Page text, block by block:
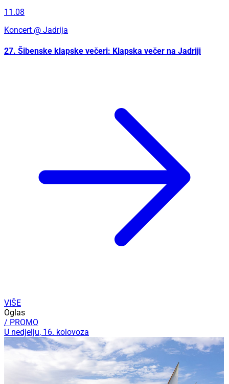
11.08
Koncert @ Jadrija
27. Šibenske klapske večeri: Klapska večer na Jadriji
VIŠE
Oglas
/ PROMO
U nedjelju, 16. kolovoza